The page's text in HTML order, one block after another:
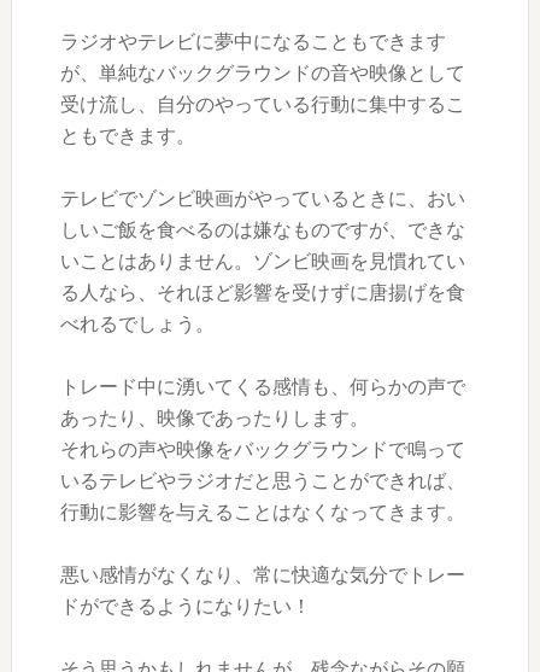
ラジオやテレビに夢中になることもできます
が、単純なバックグラウンドの音や映像として
受け流し、自分のやっている行動に集中するこ
ともできます。
テレビでゾンビ映画がやっているときに、おい
しいご飯を食べるのは嫌なものですが、できな
いことはありません。ゾンビ映画を見慣れてい
る人なら、それほど影響を受けずに唐揚げを食
べれるでしょう。
トレード中に湧いてくる感情も、何らかの声で
あったり、映像であったりします。
それらの声や映像をバックグラウンドで鳴って
いるテレビやラジオだと思うことができれば、
行動に影響を与えることはなくなってきます。
悪い感情がなくなり、常に快適な気分でトレー
ドができるようになりたい！